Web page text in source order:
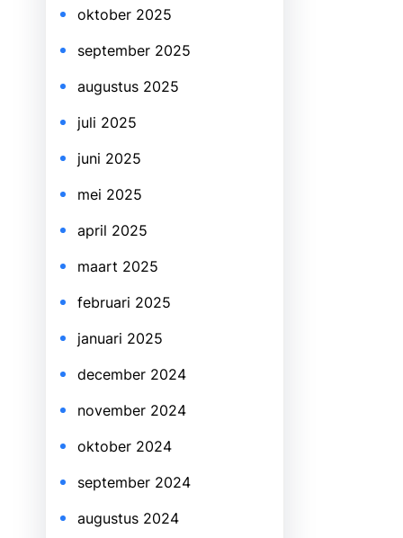
oktober 2025
september 2025
augustus 2025
juli 2025
juni 2025
mei 2025
april 2025
maart 2025
februari 2025
januari 2025
december 2024
november 2024
oktober 2024
september 2024
augustus 2024